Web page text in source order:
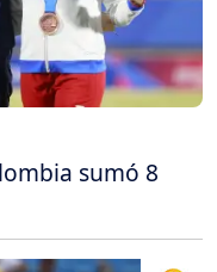
sumó 8